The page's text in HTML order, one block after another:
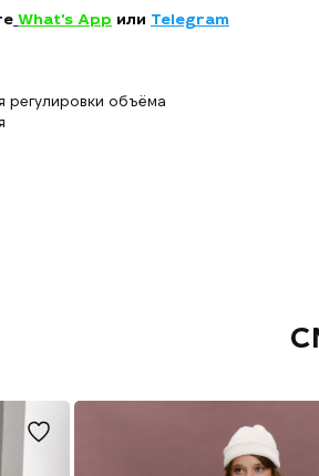
What's App или Telegram
регулировки объёма